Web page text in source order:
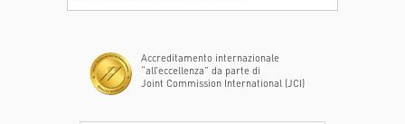
Accreditamento internazionale
“all’eccellenza” da parte di
Joint Commission International (JCI)